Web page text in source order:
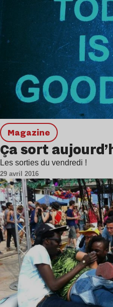
magazine
Ça sort
Les sorties du vendredi !
29 avril 2016